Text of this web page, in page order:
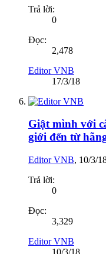
Trả lời:
0
Đọc:
2,478
Editor VNB
17/3/18
Giật mình với
giới đến từ
Editor VNB, 10/3/
Trả lời:
0
Đọc:
3,329
Editor VNB
10/3/18